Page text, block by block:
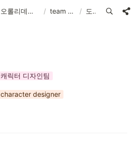
오롤리데이 팀 소개 / team O,LD! / 도하
캐릭터 디자인팀
character designer